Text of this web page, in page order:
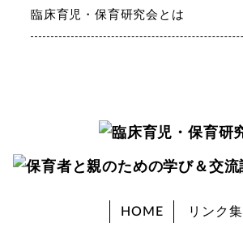
臨床育児・保育研究会とは
HOME リンク集